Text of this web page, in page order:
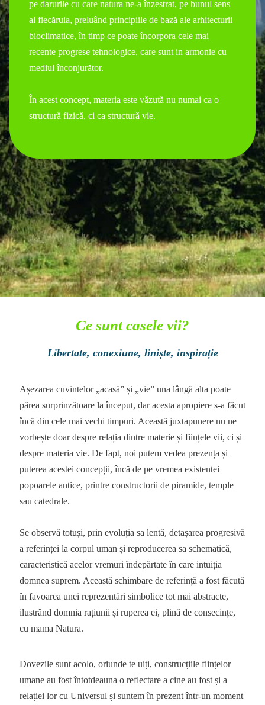
pe darurile cu care natura ne-a înzestrat, pe bunul sens
al fiecăruia, preluând principiile de bază ale arhitecturii
bioclimatice, în timp ce poate încorpora cele mai
recente progrese tehnologice, care sunt in armonie cu
mediul înconjurător.
În acest concept, materia este văzută nu numai ca o
structură fizică, ci ca structură vie.
Ce sunt casele vii?
Libertate, conexiune, liniște, inspirație
Așezarea cuvintelor „acasă” și „vie” una lângă alta poate
părea surprinzătoare la început, dar acesta apropiere s-a făcut
încă din cele mai vechi timpuri. Această juxtapunere nu ne
vorbește doar despre relația dintre materie și ființele vii, ci și
despre materia vie. De fapt, noi putem vedea prezența și
puterea acestei concepții, încă de pe vremea existentei
popoarele antice, printre constructorii de piramide, temple
sau catedrale.
Se observă totuși, prin evoluția sa lentă, detașarea progresivă
a referinței la corpul uman și reproducerea sa schematică,
caracteristică acelor vremuri îndepărtate în care intuiția
domnea suprem. Această schimbare de referință a fost făcută
în favoarea unei reprezentări simbolice tot mai abstracte,
ilustrând domnia rațiunii și ruperea ei, plină de consecințe,
cu mama Natura.
Dovezile sunt acolo, oriunde te uiți, construcțiile ființelor
umane au fost întotdeauna o reflectare a cine au fost și a
relației lor cu Universul și suntem în prezent într-un moment